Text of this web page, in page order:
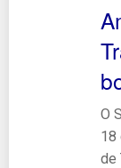
O
18
de